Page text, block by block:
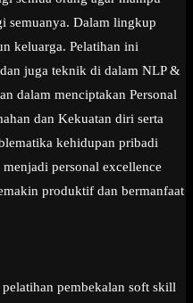
semuanya. Dalam lingkup
keluarga. Pelatihan ini
juga teknik di dalam NLP &
dalam menciptakan Personal
dan Kekuatan diri serta
kehidupan pribadi
personal excellence
produktif dan bermanfaat
pembekalan soft skill